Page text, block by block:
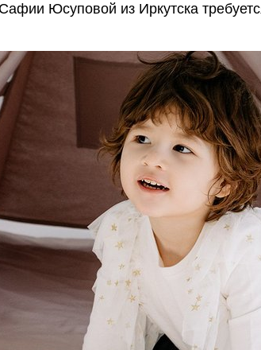
Юсуповой из Иркутска